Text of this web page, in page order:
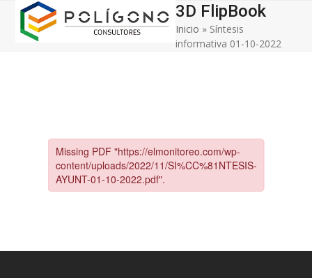
Skip
content
Open
mobile
Close
mobile
3D FlipBook
Inicio » Síntesis
informativa 01-10-2022